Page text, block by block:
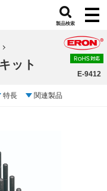
製品検索
ット
E-9412
特長 関連製品